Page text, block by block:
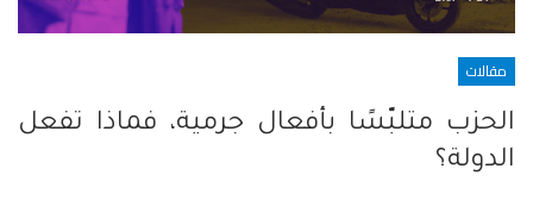
مقالات
الحزب متلبّسًا بأفعال جرمية، فماذا تفعل
الدولة؟